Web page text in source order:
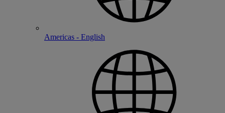
Americas - English